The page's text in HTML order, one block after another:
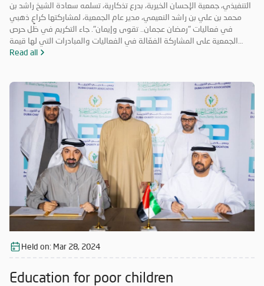
التنفيذي، جمعية الإحسان الخيرية، بدرع تذكارية، تسلمه سعادة الشيخ راشد بن
محمد بن علي بن راشد النعيمي، مدير عام الجمعية، لمشاركتها كراعٍ ذهبي
في فعاليات "رمضان عجمان.. تقوى وإيمان". جاء التكريم في ظل حرص
الجمعية على المشاركة الفعّالة في الفعاليات والمبادرات التي لها قيمة
مضافة تعود على المجتمع بالخير والنفع، وهو ما تتميز به فعاليات "رمضان
وواجبها تجاه الإمارة؛ إذ قامت برعاية ذهبية للفعاليات والنشاطات
والمبادرات الدينية والاجتماعية المتنوعة التي تحاكي روحانيات شهر رمضان
المبارك، انسجاماً مع نهج الخير والعطاء الذي تتبناه الجمعية منذ تأسيسها،
وتعزيزاً لمكانة الإمارة وإبراز دورها في نشر قيم الخير والمحبة في الشهر
Read all
Held on: Mar 28, 2024
Education for poor children